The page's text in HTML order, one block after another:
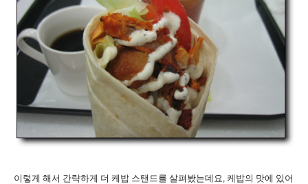
이렇게 해서 간략하게 더 케밥 스탠드를 살펴봤는데요, 케밥의 맛에 있어